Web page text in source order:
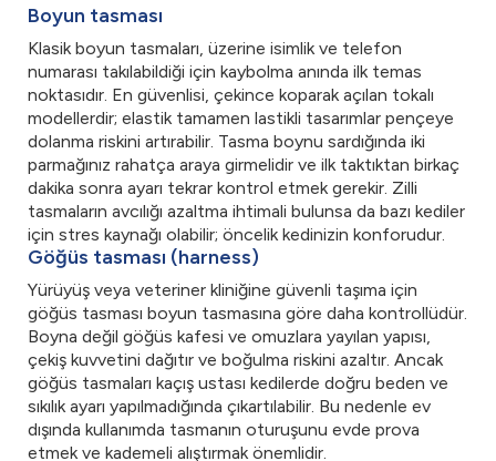
Boyun tasması
Klasik boyun tasmaları, üzerine isimlik ve telefon
numarası takılabildiği için kaybolma anında ilk temas
noktasıdır. En güvenlisi, çekince koparak açılan tokalı
modellerdir; elastik tamamen lastikli tasarımlar pençeye
dolanma riskini artırabilir. Tasma boynu sardığında iki
parmağınız rahatça araya girmelidir ve ilk taktıktan birkaç
dakika sonra ayarı tekrar kontrol etmek gerekir. Zilli
tasmaların avcılığı azaltma ihtimali bulunsa da bazı kediler
için stres kaynağı olabilir; öncelik kedinizin konforudur.
Göğüs tasması (harness)
Yürüyüş veya veteriner kliniğine güvenli taşıma için
göğüs tasması boyun tasmasına göre daha kontrollüdür.
Boyna değil göğüs kafesi ve omuzlara yayılan yapısı,
çekiş kuvvetini dağıtır ve boğulma riskini azaltır. Ancak
göğüs tasmaları kaçış ustası kedilerde doğru beden ve
sıkılık ayarı yapılmadığında çıkartılabilir. Bu nedenle ev
dışında kullanımda tasmanın oturuşunu evde prova
etmek ve kademeli alıştırmak önemlidir.